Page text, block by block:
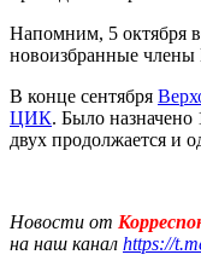
Напомним, 5 октября
новоизбранные члены
В конце сентября
ЦИК. Было
двух продолжается и
Новости от
на наш канал https://